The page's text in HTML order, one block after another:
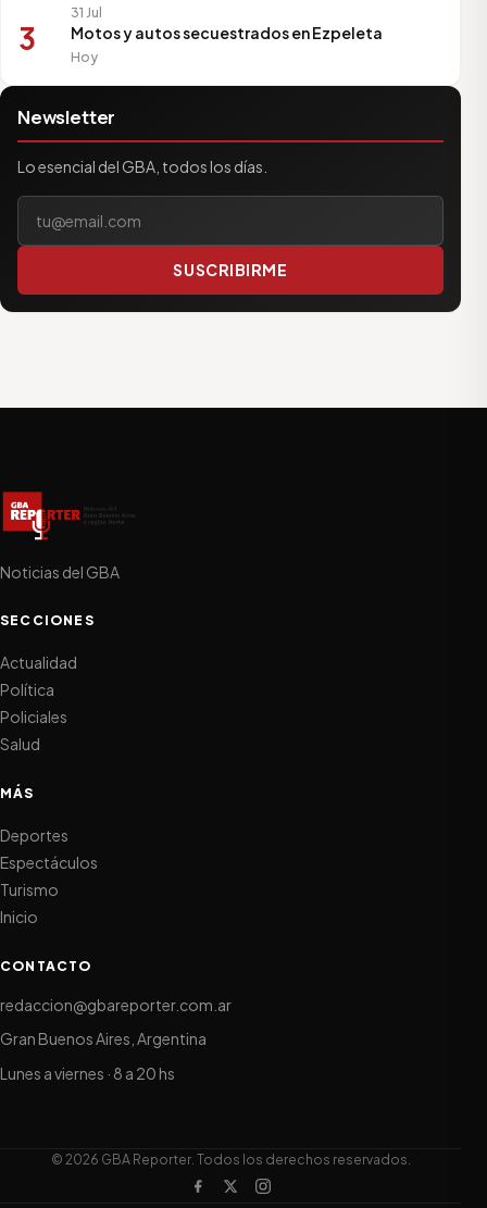
31 Jul
3 Motos y autos secuestrados en Ezpeleta
Hoy
Newsletter
Lo esencial del GBA, todos los días.
SUSCRIBIRME
Noticias del GBA
SECCIONES
Actualidad
Política
Policiales
Salud
MÁS
Deportes
Espectáculos
Turismo
Inicio
CONTACTO
redaccion@gbareporter.com.ar
Gran Buenos Aires, Argentina
Lunes a viernes · 8 a 20 hs
© 2026 GBA Reporter. Todos los derechos reservados.